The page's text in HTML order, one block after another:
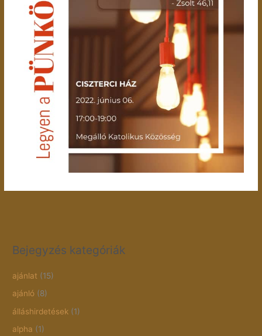
Bejegyzés kategóriák
ajánlat (15)
ajánló (8)
álláshirdetések (1)
alpha (1)